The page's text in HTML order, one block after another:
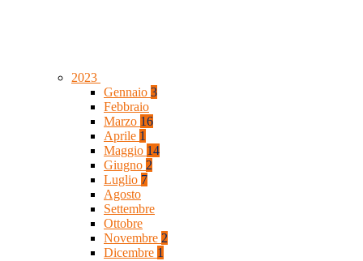
2023
Gennaio 3
Febbraio
Marzo 16
Aprile 1
Maggio 14
Giugno 2
Luglio 7
Agosto
Settembre
Ottobre
Novembre 2
Dicembre 1